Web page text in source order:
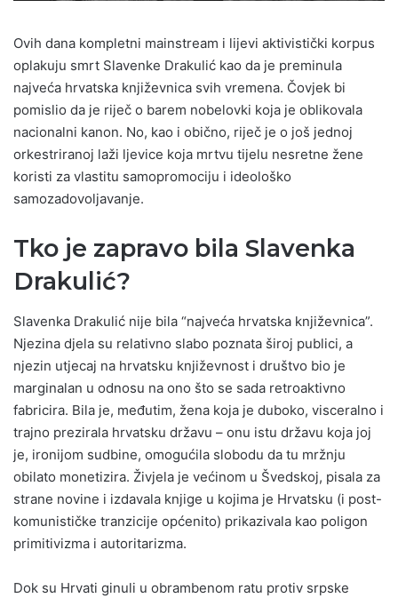
Ovih dana kompletni mainstream i lijevi aktivistički korpus
oplakuju smrt Slavenke Drakulić kao da je preminula
najveća hrvatska književnica svih vremena. Čovjek bi
pomislio da je riječ o barem nobelovki koja je oblikovala
nacionalni kanon. No, kao i obično, riječ je o još jednoj
orkestriranoj laži ljevice koja mrtvu tijelu nesretne žene
koristi za vlastitu samopromociju i ideološko
samozadovoljavanje.
Tko je zapravo bila Slavenka
Drakulić?
Slavenka Drakulić nije bila “najveća hrvatska književnica”.
Njezina djela su relativno slabo poznata široj publici, a
njezin utjecaj na hrvatsku književnost i društvo bio je
marginalan u odnosu na ono što se sada retroaktivno
fabricira. Bila je, međutim, žena koja je duboko, visceralno i
trajno prezirala hrvatsku državu – onu istu državu koja joj
je, ironijom sudbine, omogućila slobodu da tu mržnju
obilato monetizira. Živjela je većinom u Švedskoj, pisala za
strane novine i izdavala knjige u kojima je Hrvatsku (i post-
komunističke tranzicije općenito) prikazivala kao poligon
primitivizma i autoritarizma.
Dok su Hrvati ginuli u obrambenom ratu protiv srpske